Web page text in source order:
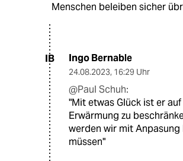
Menschen beleiben sicher
IB Ingo Bernable
24.08.2023, 16:29 Uhr
@Paul Schuh:
"Mit etwas Glück ist er auf
Erwärmung zu
werden wir mit Anpasung
müssen"